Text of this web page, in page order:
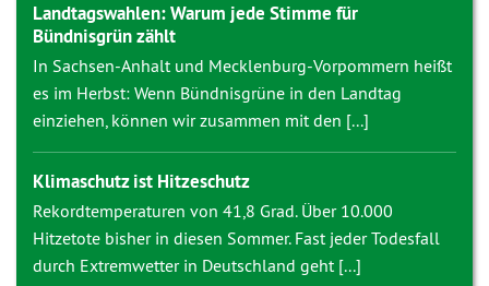
Landtagswahlen: Warum jede Stimme für
Bündnisgrün zählt
In Sachsen-Anhalt und Mecklenburg-Vorpommern heißt
es im Herbst: Wenn Bündnisgrüne in den Landtag
einziehen, können wir zusammen mit den [...]
Klimaschutz ist Hitzeschutz
Rekordtemperaturen von 41,8 Grad. Über 10.000
Hitzetote bisher in diesen Sommer. Fast jeder Todesfall
durch Extremwetter in Deutschland geht [...]